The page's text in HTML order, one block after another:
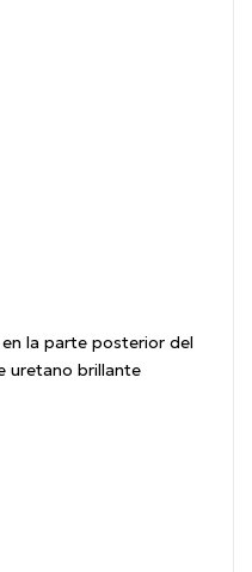
la parte posterior del
uretano brillante